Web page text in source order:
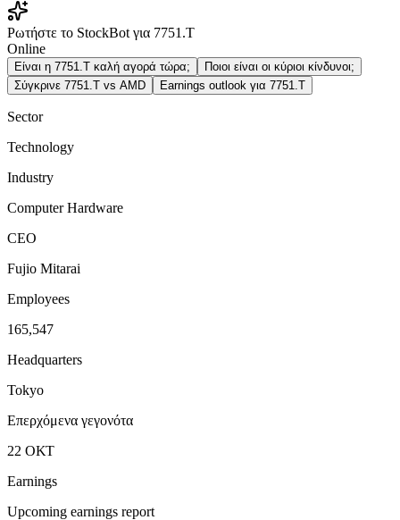
Ρωτήστε το StockBot για 7751.T
Online
Είναι η 7751.T καλή αγορά τώρα;
Ποιοι είναι οι κύριοι κίνδυνοι;
Σύγκρινε 7751.T vs AMD
Earnings outlook για 7751.T
Sector
Technology
Industry
Computer Hardware
CEO
Fujio Mitarai
Employees
165,547
Headquarters
Tokyo
Επερχόμενα γεγονότα
22 ΟΚΤ
Earnings
Upcoming earnings report